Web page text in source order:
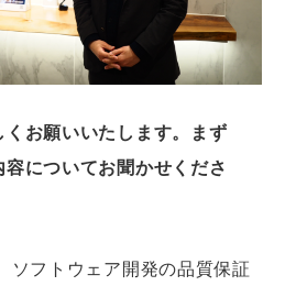
お願いいたします。まず
についてお聞かせくださ
ソフトウェア開発の品質保証